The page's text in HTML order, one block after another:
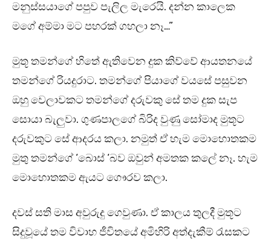
මනුස්සයාගේ පපුව පැලිල මැරෙයි. දන්න කාලෙක
මගේ අම්මා මට පහරක් ගහලා නෑ…”
මුතූ තමන්ගේ හිතේ ඇතිවෙන දුක කිව්වේ ආයතනයේ
තමන්ගේ රියදුරාට. තමන්ගේ පියාගේ වයසේ පසුවන
ඔහු වෙලාවකට තමන්ගේ දරුවකු සේ තම දුක සැප
සොයා බැලුවා. ගුණපාලගේ බිරිද වුණු සෝමාද මුතූට
දරුවකුට සේ ආදරය කලා. නමුත් ඒ හැම මොහොතකම
මුතු තමන්ගේ ‘බොස් ‘බව ඔවුන් අමතක කලේ නෑ. හැම
මොහොතකම ඇයට ගෞරව කලා.
දවස් සති මාස අවුරුදු ගෙවුණා. ඒ කාලය තුලදී මුතූට
සිදුවූයේ තම විවාහ ජීවිතයේ අමිහිරි අත්දැකීම් රැසකට